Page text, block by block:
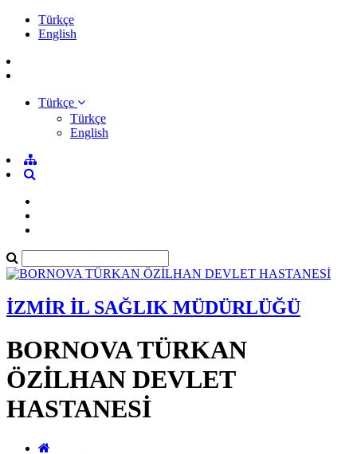
Türkçe
English
Türkçe
Türkçe
English
İZMİR İL SAĞLIK MÜDÜRLÜĞÜ
BORNOVA TÜRKAN
ÖZİLHAN DEVLET
HASTANESİ